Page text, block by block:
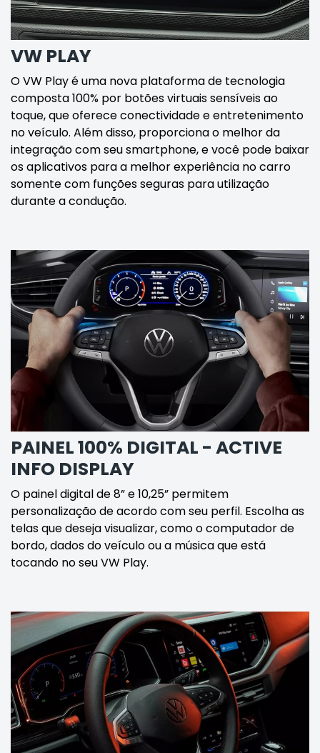
VW PLAY
O VW Play é uma nova plataforma de tecnologia
composta 100% por botões virtuais sensíveis ao
toque, que oferece conectividade e entretenimento
no veículo. Além disso, proporciona o melhor da
integração com seu smartphone, e você pode baixar
os aplicativos para a melhor experiência no carro
somente com funções seguras para utilização
durante a condução.
PAINEL 100% DIGITAL - ACTIVE
INFO DISPLAY
O painel digital de 8” e 10,25” permitem
personalização de acordo com seu perfil. Escolha as
telas que deseja visualizar, como o computador de
bordo, dados do veículo ou a música que está
tocando no seu VW Play.